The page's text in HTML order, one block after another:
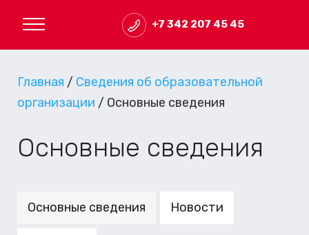
+7 342 207 45 45
Главная / Сведения об образовательной
организации / Основные сведения
Основные сведения
Основные сведения Новости